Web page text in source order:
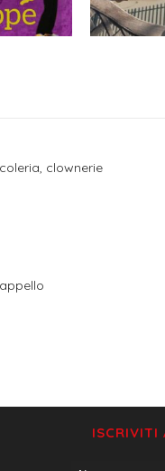
clownerie
ISCRIVITI